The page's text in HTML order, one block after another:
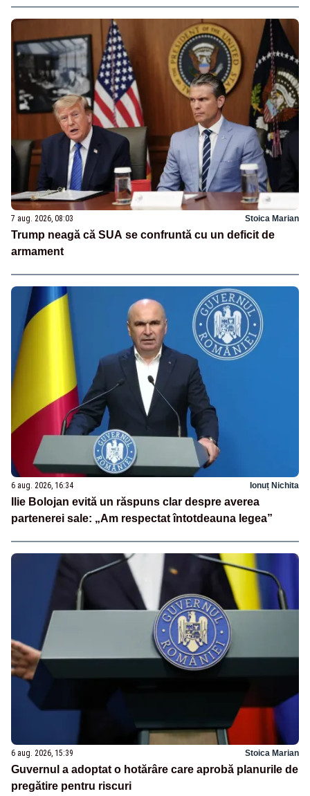
7 aug. 2026, 08:03 Stoica Marian
Trump neagă că SUA se confruntă cu un deficit de
armament
6 aug. 2026, 16:34 Ionuț Nichita
Ilie Bolojan evită un răspuns clar despre averea
partenerei sale: „Am respectat întotdeauna legea”
6 aug. 2026, 15:39 Stoica Marian
Guvernul a adoptat o hotărâre care aprobă planurile de
pregătire pentru riscuri